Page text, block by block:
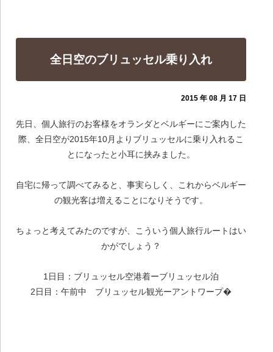
全日空のブリュッセル乗り入れ
2015 年 08 月 17 日
先日、個人旅行のお客様をオランダとベルギーにご案内した
際、全日空が2015年10月よりブリュッセルに乗り入れるこ
とになったと小耳に挟みました。
自宅に帰って調べてみると、事実らしく、これからベルギー
の観光客は増えることになりそうです。
ちょっと考えてみたのですが、こういう個人旅行ルートはい
かがでしょう？
1日目：ブリュッセル空港着ーブリュッセル泊
2日目：午前中 ブリュッセル観光ーアントワープ�